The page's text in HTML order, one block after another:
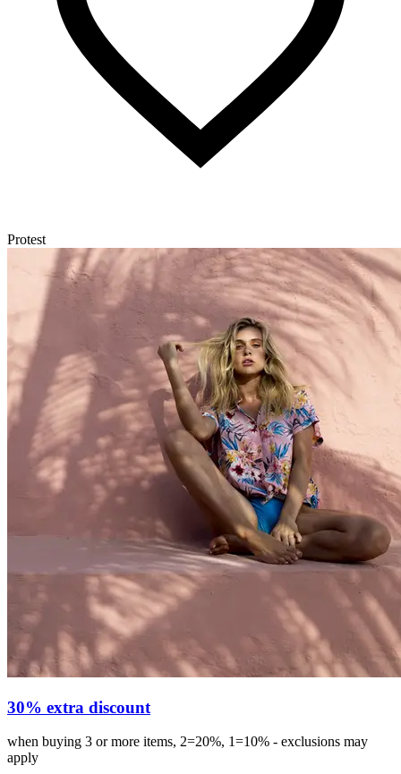
Protest
30% extra discount
when buying 3 or more items, 2=20%, 1=10% - exclusions may
apply